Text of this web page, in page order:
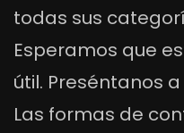
todas sus
Esperamos que
útil. Preséntanos
Las formas de